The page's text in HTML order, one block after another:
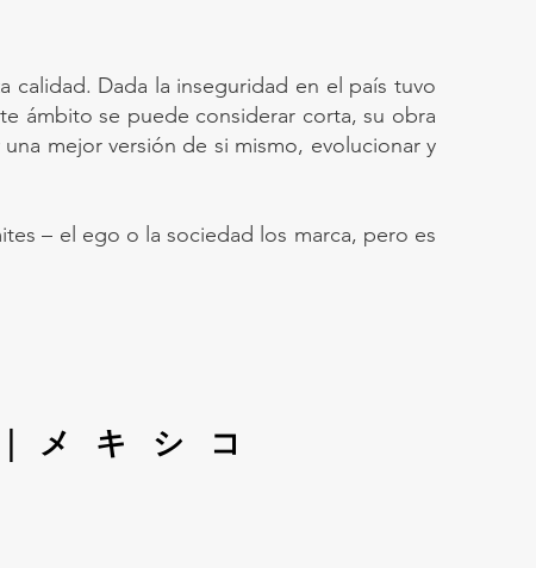
calidad. Dada la inseguridad en el país tuvo
ámbito se puede considerar corta, su obra
mejor versión de si mismo, evolucionar y
– el ego o la sociedad los marca, pero es
メキシコ